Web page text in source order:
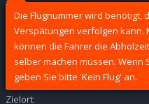
Die Flugnummer wird benötigt,
Verspätungen verfolgen kann.
können die Fahrer die
selber machen müssen. Wenn
geben Sie bitte 'Kein Flug' an.
Zielort: